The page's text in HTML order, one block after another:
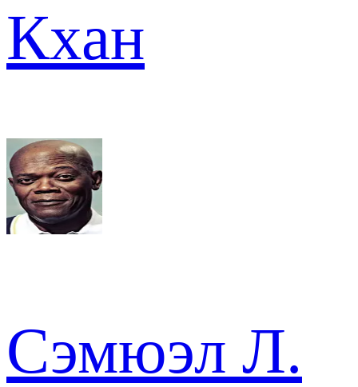
Кхан
Сэмюэл Л.